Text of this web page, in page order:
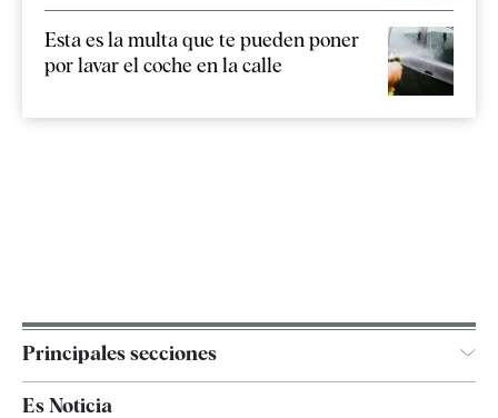
Esta es la multa que te pueden poner
por lavar el coche en la calle
Principales secciones
Es Noticia